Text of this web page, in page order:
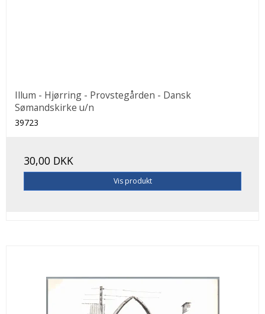
Illum - Hjørring - Provstegården - Dansk
Sømandskirke u/n
39723
30,00 DKK
Vis produkt